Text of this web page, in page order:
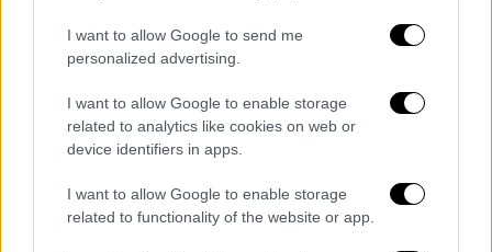
I want to allow Google to send me
personalized advertising.
I want to allow Google to enable storage
related to analytics like cookies on web or
device identifiers in apps.
I want to allow Google to enable storage
related to functionality of the website or app.
υπό τηνεπήρεια αλκοόλμε ένδειξη 0,37
βάρος του 46χρονουσχηματίσθηκε
δικογραφία από το Α’ Τμήμα Τροχαίας
ενώ το όχημα του 46χρονου κατασχέθηκε.